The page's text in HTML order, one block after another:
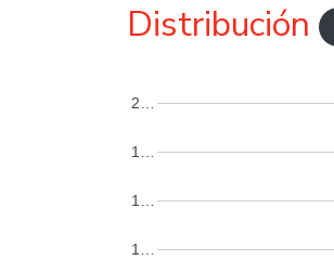
Distribución
1…
1…
1…
2…